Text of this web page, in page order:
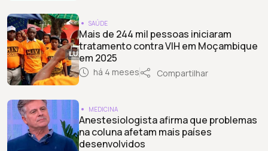
SAÚDE
Mais de 244 mil pessoas iniciaram
tratamento contra VIH em Moçambique
em 2025
há 4 meses Compartilhar
MEDICINA
Anestesiologista afirma que problemas
na coluna afetam mais países
desenvolvidos